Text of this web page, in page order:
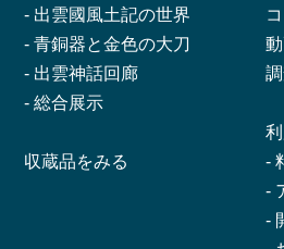
- 出雲國風土記の世界
-青銅器と金色の大刀
- 出雲神話回廊
-総合展示
収蔵品をみる
-
-
-